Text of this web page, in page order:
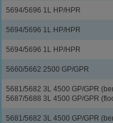
5694/5696 1L HP/HPR
5694/5696 1L HP/HPR
5694/5696 1L HP/HPR
5660/5662 2500 GP/GPR
5681/5682 3L 4500 GP/GPR
5687/5688 3L 4500 GP/GPR
5681/5682 3L 4500 GP/GPR